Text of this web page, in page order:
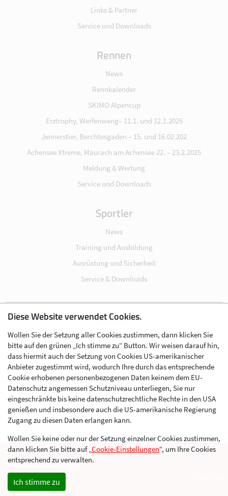
Links & Partner
Service und Downloads
Rennen
News
Rennkalender
SKIMO Alpencup
Erztrophy, Werfenweng– 11.1. und 12.1.2025
Jennerstier, Berchtesgaden – 15. und 16.02.202
Achensee Xtreme, Maurach am Achensee 22. – 23.2.2025
Meldung & Wertung
Service und Downloads
Sportler
News
Training und Ausbildung
Ausrüstung und Sicherheit
Service & Downloads
Impressum
Datenschutz
Cookie-Einstellungen
AGB
Kontakt
Werben im Skibergsteigen
© 2026 Skimo Austria
Diese Website verwendet Cookies.
Wollen Sie der Setzung aller Cookies zustimmen, dann klicken Sie
bitte auf den grünen „Ich stimme zu“ Button. Wir weisen darauf hin,
dass hiermit auch der Setzung von Cookies US-amerikanischer
Anbieter zugestimmt wird, wodurch Ihre durch das entsprechende
Cookie erhobenen personenbezogenen Daten keinem dem EU-
Datenschutz angemessen Schutzniveau unterliegen, Sie nur
eingeschränkte bis keine datenschutzrechtliche Rechte in den USA
genießen und insbesondere auch die US-amerikanische Regierung
Zugang zu diesen Daten erlangen kann.
Wollen Sie keine oder nur der Setzung einzelner Cookies zustimmen,
dann klicken Sie bitte auf „Cookie-Einstellungen“, um Ihre Cookies
entsprechend zu verwalten.
Ich stimme zu